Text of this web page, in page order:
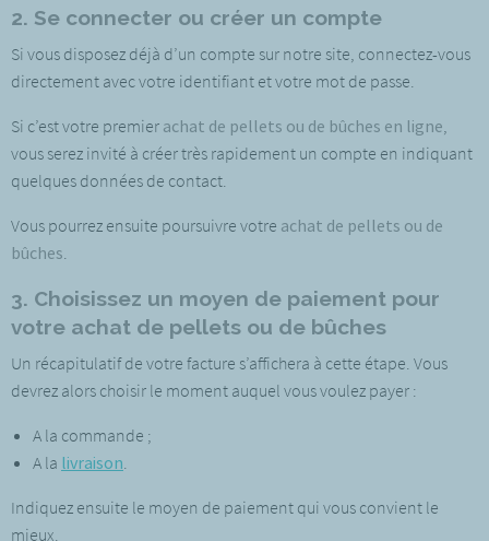
2. Se connecter ou créer un compte
Si vous disposez déjà d’un compte sur notre site, connectez-vous
directement avec votre identifiant et votre mot de passe.
Si c’est votre premier achat de pellets ou de bûches en ligne,
vous serez invité à créer très rapidement un compte en indiquant
quelques données de contact.
Vous pourrez ensuite poursuivre votre achat de pellets ou de
bûches.
3. Choisissez un moyen de paiement pour
votre achat de pellets ou de bûches
Un récapitulatif de votre facture s’affichera à cette étape. Vous
devrez alors choisir le moment auquel vous voulez payer :
A la commande ;
A la livraison.
Indiquez ensuite le moyen de paiement qui vous convient le
mieux.